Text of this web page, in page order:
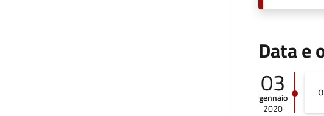
Data e
03
gennaio
2020